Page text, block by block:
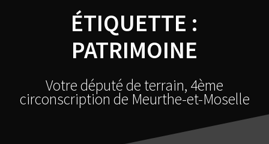
ÉTIQUETTE :
PATRIMOINE
Votre député de terrain, 4ème
circonscription de Meurthe-et-Moselle